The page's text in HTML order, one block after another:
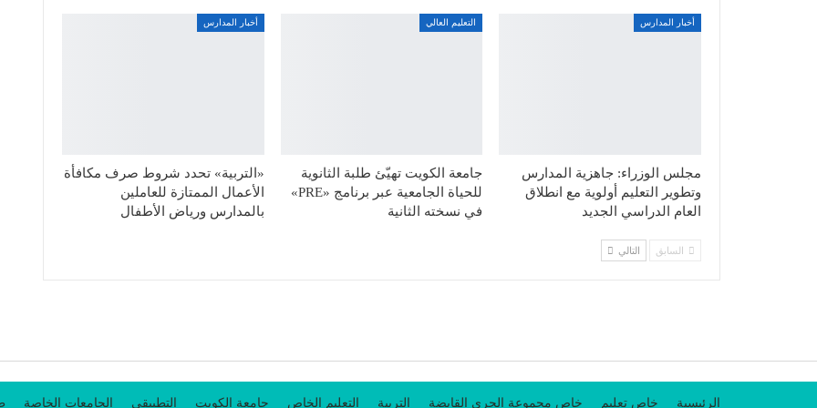
أخبار المدارس
مجلس الوزراء: جاهزية المدارس
وتطوير التعليم أولوية مع انطلاق
العام الدراسي الجديد
التعليم العالي
جامعة الكويت تهيّئ طلبة الثانوية
للحياة الجامعية عبر برنامج «PRE»
في نسخته الثانية
أخبار المدارس
«التربية» تحدد شروط صرف مكافأة
الأعمال الممتازة للعاملين
بالمدارس ورياض الأطفال
السابق التالي
الرئيسية خاص تعليم خاص مجموعة الجري القابضة التربية التعليم الخاص جامعة الكويت التطبيقي الجامعات الخاصة